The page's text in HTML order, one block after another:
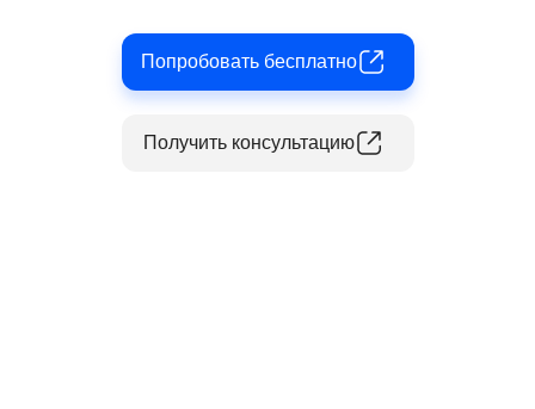
Попробовать бесплатно
Получить консультацию